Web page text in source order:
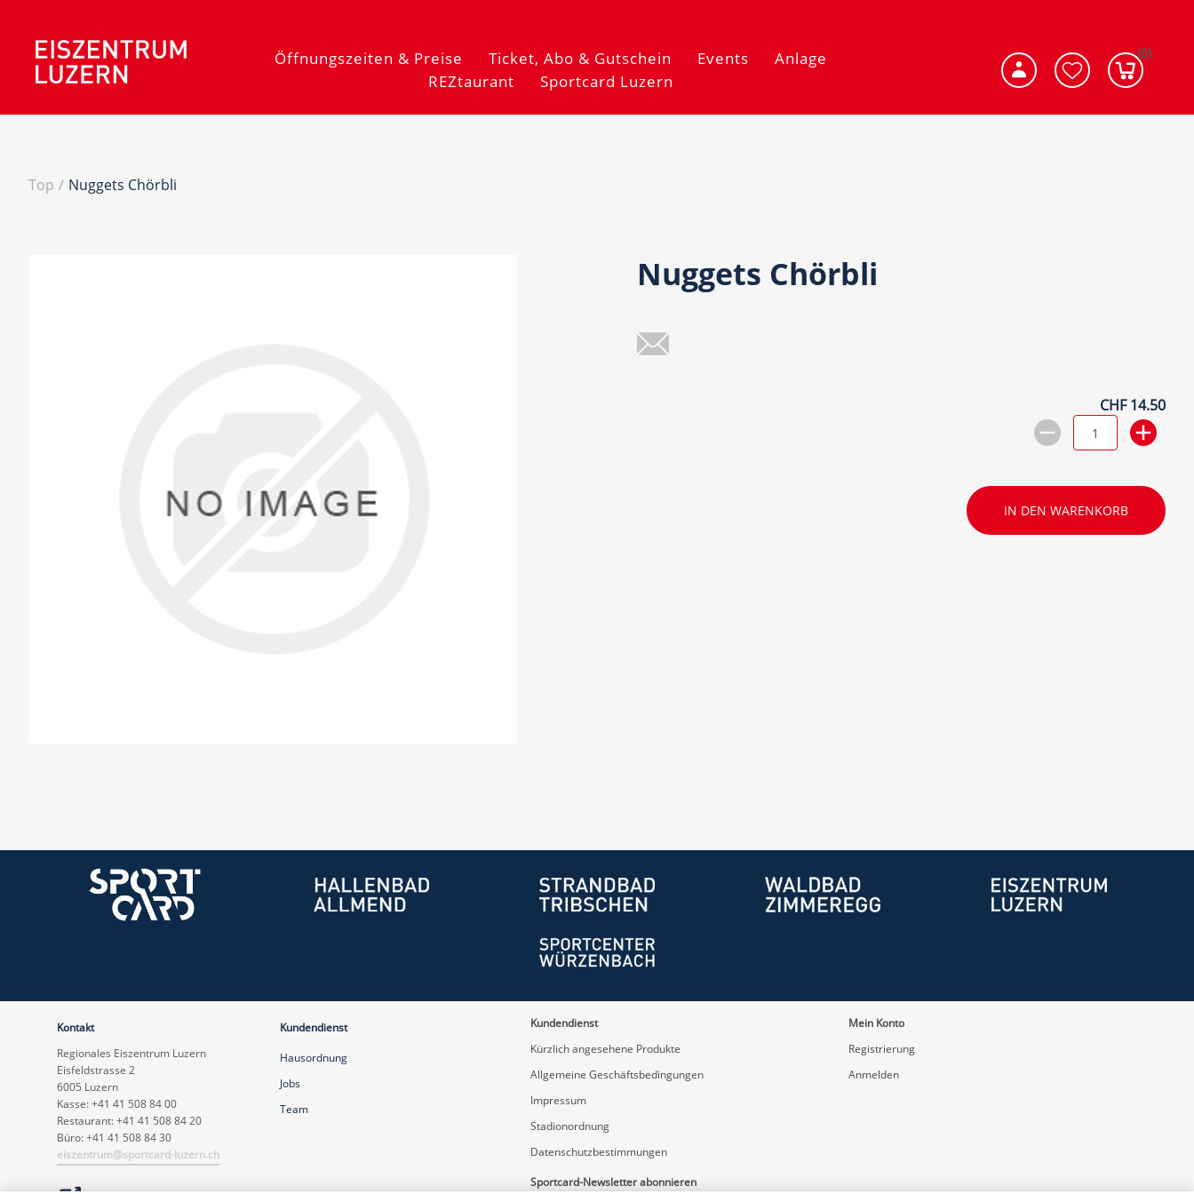
Öffnungszeiten & Preise Ticket, Abo & Gutschein Events
Anlage
REZtaurant
Sportcard Luzern
(0)
Top / Nuggets Chörbli
Nuggets Chörbli
CHF 14.50
IN DEN WARENKORB
Kontakt
Regionales Eiszentrum Luzern
Eisfeldstrasse 2
6005 Luzern
Kasse: +41 41 508 84 00
Restaurant: +41 41 508 84 20
Büro: +41 41 508 84 30
eiszentrum@sportcard-luzern.ch
Kundendienst
Hausordnung
Jobs
Team
Kundendienst
Kürzlich angesehene Produkte
Allgemeine Geschäftsbedingungen
Impressum
Stadionordnung
Datenschutzbestimmungen
Mein Konto
Registrierung
Anmelden
Sportcard-Newsletter abonnieren